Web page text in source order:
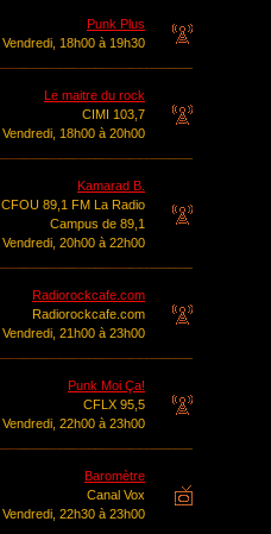
Punk Plus
Vendredi, 18h00 à 19h30
Le maitre du rock
CIMI 103,7
Vendredi, 18h00 à 20h00
Kamarad B.
CFOU 89,1 FM La Radio
Campus de 89,1
Vendredi, 20h00 à 22h00
Radiorockcafe.com
Radiorockcafe.com
Vendredi, 21h00 à 23h00
Punk Moi Ça!
CFLX 95,5
Vendredi, 22h00 à 23h00
Baromètre
Canal Vox
Vendredi, 22h30 à 23h00